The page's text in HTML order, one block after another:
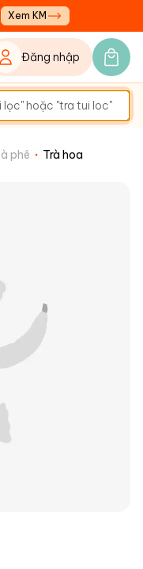
Xem KM
Đăng nhập
phê Trà hoa